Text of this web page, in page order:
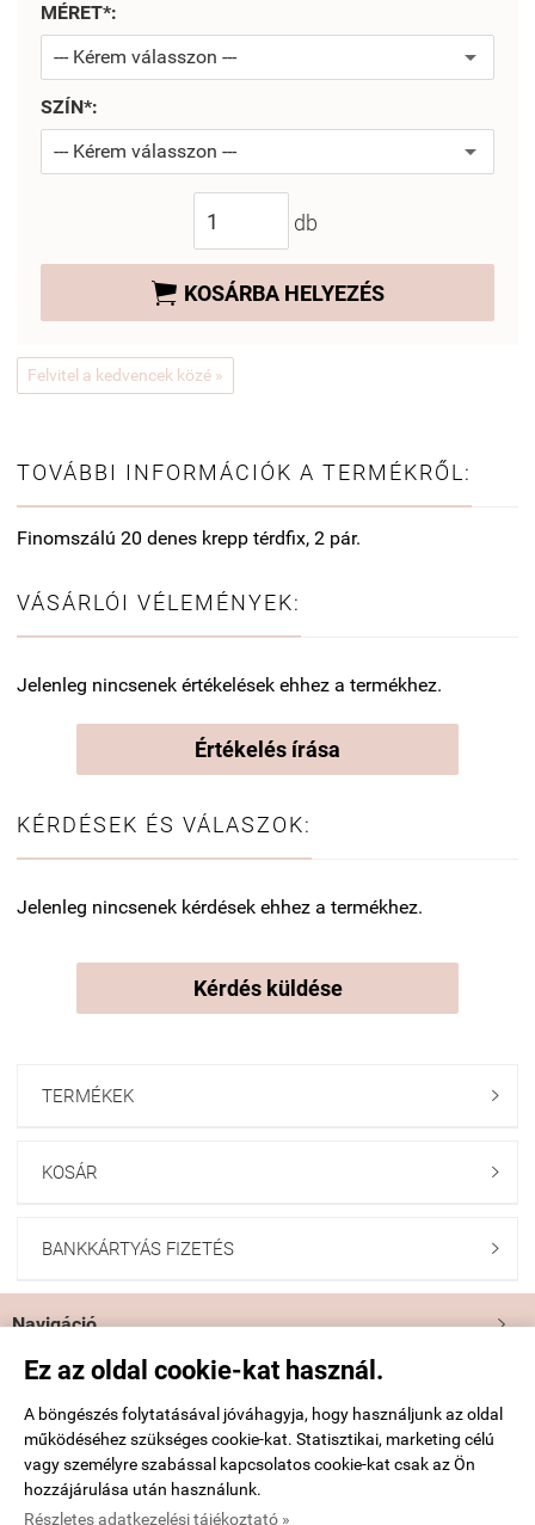
Ez az oldal cookie-kat használ.
A böngészés folytatásával jóváhagyja, hogy használjunk az oldal
működéséhez szükséges cookie-kat. Statisztikai, marketing célú
vagy személyre szabással kapcsolatos cookie-kat csak az Ön
hozzájárulása után használunk.
Részletes adatkezelési tájékoztató »
MÉRET*:
SZÍN*:
db
 KOSÁRBA HELYEZÉS
Felvitel a kedvencek közé »
TOVÁBBI INFORMÁCIÓK A TERMÉKRŐL:
Finomszálú 20 denes krepp térdfix, 2 pár.
VÁSÁRLÓI VÉLEMÉNYEK:
Jelenleg nincsenek értékelések ehhez a termékhez.
Értékelés írása
KÉRDÉSEK ÉS VÁLASZOK:
Jelenleg nincsenek kérdések ehhez a termékhez.
Kérdés küldése
TERMÉKEK 
KOSÁR 
BANKKÁRTYÁS FIZETÉS 
Navigáció 
Saját fiók
Bemutatkozás
Elérhetőségek